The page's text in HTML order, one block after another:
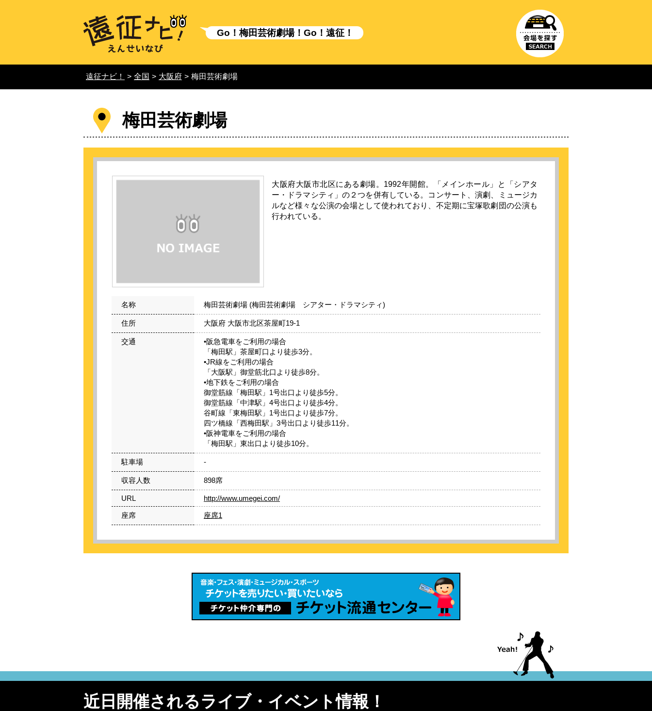
Go！梅田芸術劇場！Go！遠征！
遠征ナビ！ > 全国 > 大阪府 > 梅田芸術劇場
梅田芸術劇場
大阪府大阪市北区にある劇場。1992年開館。「メインホール」と「シアタ
ー・ドラマシティ」の２つを併有している。コンサート、演劇、ミュージカ
ルなど様々な公演の会場として使われており、不定期に宝塚歌劇団の公演も
行われている。
名称 梅田芸術劇場 (梅田芸術劇場 シアター・ドラマシティ)
住所 大阪府 大阪市北区茶屋町19-1
交通
•阪急電車をご利用の場合
「梅田駅」茶屋町口より徒歩3分。
•JR線をご利用の場合
「大阪駅」御堂筋北口より徒歩8分。
•地下鉄をご利用の場合
御堂筋線「梅田駅」1号出口より徒歩5分。
御堂筋線「中津駅」4号出口より徒歩4分。
谷町線「東梅田駅」1号出口より徒歩7分。
四ツ橋線「西梅田駅」3号出口より徒歩11分。
•阪神電車をご利用の場合
「梅田駅」東出口より徒歩10分。
駐車場 -
収容人数 898席
URL http://www.umegei.com/
座席 座席1
近日開催されるライブ・イベント情報！